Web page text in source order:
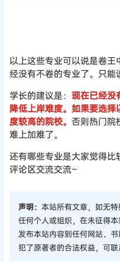
以上这些专业可以说是卷
经没有不卷的专业了。只能
学长的建议是： 现在已经没
降低上岸难度。如果要选
度较高的院校。 否则热门院
难上加难了。
还有哪些专业是大家觉得
评论区交流交流~
声明： 本站所有文章，如无特
任何个人或组织，在未征得本
发布本站内容到任何网站、
犯了原著者的合法权益，可联